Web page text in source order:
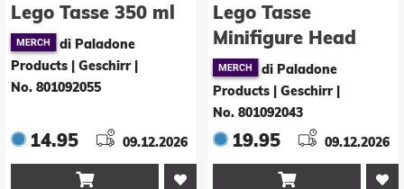
Lego Tasse 350 ml
di Paladone
Products | Geschirr
No. 801092055
14.95 09.12.2026

Lego Tasse
Minifigure Head
Shapeddi Paladone
Products | Geschirr
No. 801092043
19.95 09.12.2026
